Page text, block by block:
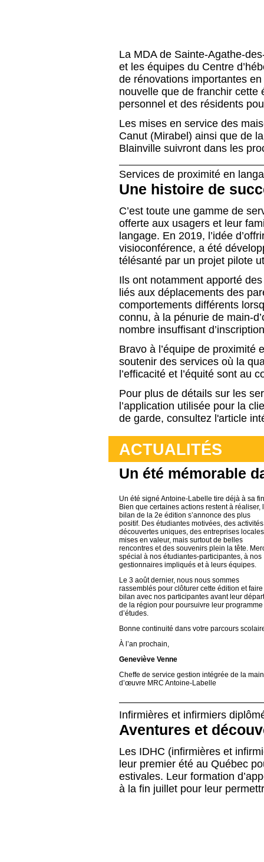
La MDA de Sainte-Agathe-
et les équipes du Centre
de rénovations importantes en
nouvelle que de franchir cette
personnel et des résidents
Les mises en service des
Canut (Mirabel) ainsi que de
Blainville suivront dans les
Services de proximité en
Une histoire de
C’est toute une gamme de
offerte aux usagers et leur
langage. En 2019, l’idée
visioconférence, a été
télésanté par un projet pilote
Ils ont notamment apporté
liés aux déplacements des
comportements différents
connu, à la pénurie de main-
nombre insuffisant
Bravo à l’équipe de proximité
soutenir des services où la
l’efficacité et l’équité sont au
Pour plus de détails sur les
l’application utilisée pour la
de garde, consultez l'article
ACTUALITÉS
Un été mémorable
Un été signé Antoine-Labelle tire déjà à sa
Bien que certaines actions restent à réaliser,
bilan de la 2e édition s’annonce des plus
positif. Des étudiantes motivées, des activités
découvertes uniques, des entreprises locales
mises en valeur, mais surtout de belles
rencontres et des souvenirs plein la tête.
spécial à nos étudiantes-participantes, à nos
gestionnaires impliqués et à leurs équipes.
Le 3 août dernier, nous nous sommes
rassemblés pour clôturer cette édition et
bilan avec nos participantes avant leur départ
de la région pour poursuivre leur programme
d’études.
Bonne continuité dans votre parcours
À l’an prochain,
Geneviève Venne
Cheffe de service gestion intégrée de la
d’œuvre MRC Antoine-Labelle
Infirmières et infirmiers
Aventures et
Les IDHC (infirmières et
leur premier été au Québec
estivales. Leur formation
à la fin juillet pour leur